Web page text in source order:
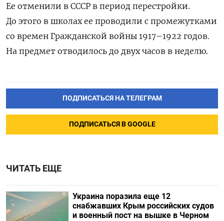
Ее отменили в СССР в период перестройки.
До этого в школах ее проводили с промежутками
со времен Гражданской войны 1917–1922 годов.
На предмет отводилось до двух часов в неделю.
ПОДПИСАТЬСЯ НА ТЕЛЕГРАМ
ПОДПИСАТЬСЯ В GOOGLE
ЧИТАТЬ ЕЩЕ
Украина поразила еще 12
снабжавших Крым российских судов
и военный пост на вышке в Черном